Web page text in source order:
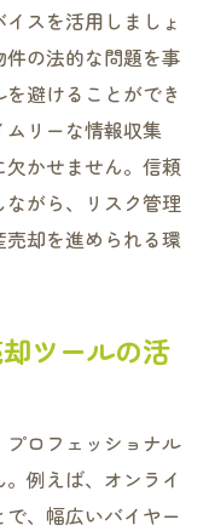
スを活用しましょ
の法的な問題を事
避けることができ
ムリーな情報収集
かせません。信頼
がら、リスク管理
却を進められる環
ツールの活
ロフェッショナル
例えば、オンライ
、幅広いバイヤー